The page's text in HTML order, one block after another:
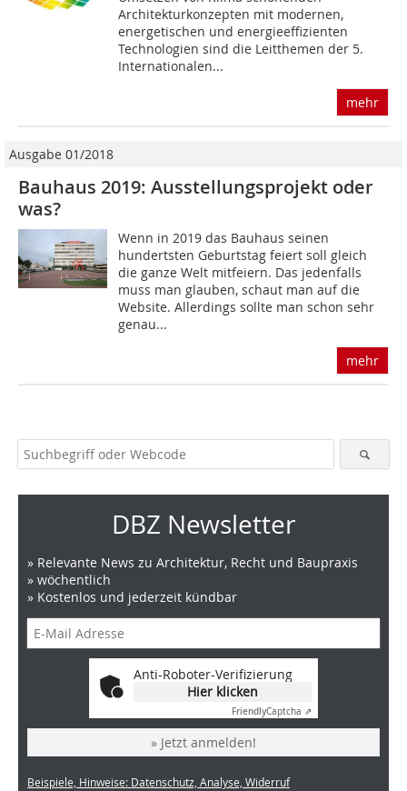
Architekturkonzepten mit modernen,
energetischen und energieeffizienten
Technologien sind die Leitthemen der 5.
Internationalen...
mehr
Ausgabe 01/2018
Bauhaus 2019: Ausstellungsprojekt oder
was?
Wenn in 2019 das Bauhaus seinen
hundertsten Geburtstag feiert soll gleich
die ganze Welt mitfeiern. Das jedenfalls
muss man glauben, schaut man auf die
Website. Allerdings sollte man schon sehr
genau...
mehr
DBZ Newsletter
» Relevante News zu Architektur, Recht und Baupraxis
» wöchentlich
» Kostenlos und jederzeit kündbar
Anti-Roboter-Verifizierung
Hier klicken
FriendlyCaptcha ⇗
» Jetzt anmelden!
Beispiele, Hinweise: Datenschutz, Analyse, Widerruf